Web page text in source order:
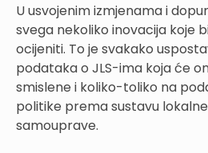
U usvojenim izmjenama i
svega nekoliko inovacija koje
ocijeniti. To je svakako
podataka o JLS-ima koja će
smislene i koliko-toliko na
politike prema sustavu
samouprave.